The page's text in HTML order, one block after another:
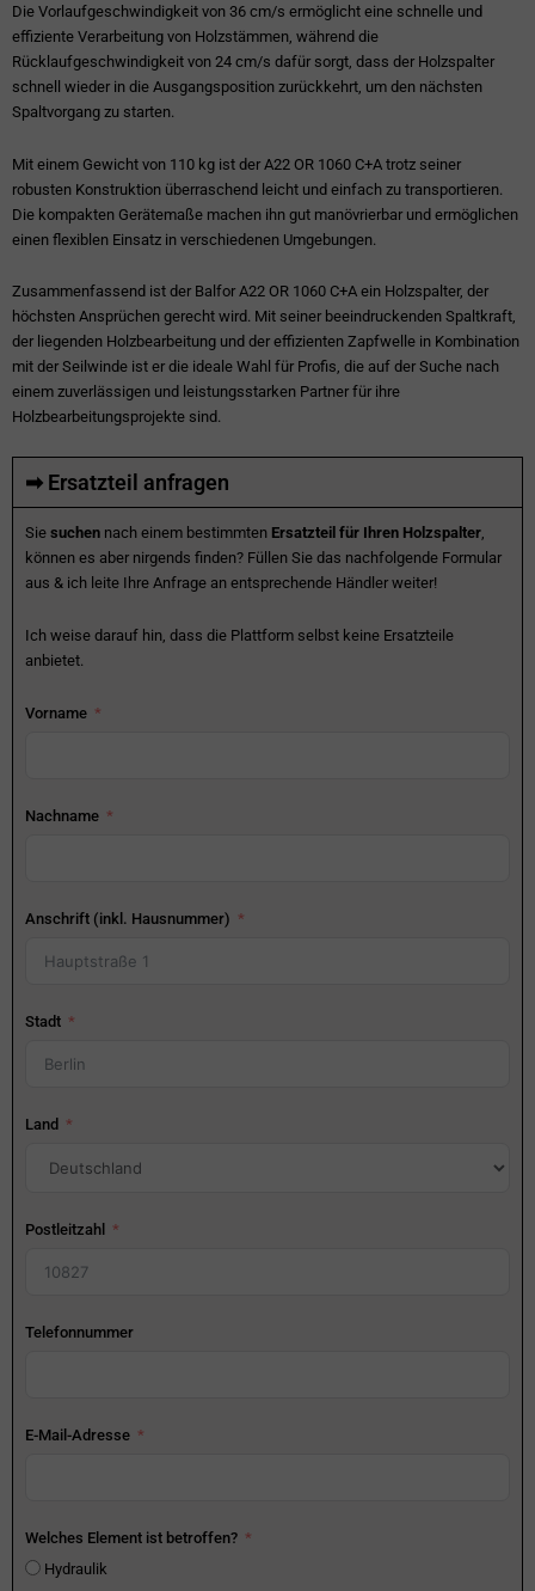
Die Vorlaufgeschwindigkeit von 36 cm/s ermöglicht eine schnelle und
effiziente Verarbeitung von Holzstämmen, während die
Rücklaufgeschwindigkeit von 24 cm/s dafür sorgt, dass der Holzspalter
schnell wieder in die Ausgangsposition zurückkehrt, um den nächsten
Spaltvorgang zu starten.
Mit einem Gewicht von 110 kg ist der A22 OR 1060 C+A trotz seiner
robusten Konstruktion überraschend leicht und einfach zu transportieren.
Die kompakten Gerätemaße machen ihn gut manövrierbar und ermöglichen
einen flexiblen Einsatz in verschiedenen Umgebungen.
Zusammenfassend ist der Balfor A22 OR 1060 C+A ein Holzspalter, der
höchsten Ansprüchen gerecht wird. Mit seiner beeindruckenden Spaltkraft,
der liegenden Holzbearbeitung und der effizienten Zapfwelle in Kombination
mit der Seilwinde ist er die ideale Wahl für Profis, die auf der Suche nach
einem zuverlässigen und leistungsstarken Partner für ihre
Holzbearbeitungsprojekte sind.
➡ Ersatzteil anfragen
Sie suchen nach einem bestimmten Ersatzteil für Ihren Holzspalter,
können es aber nirgends finden? Füllen Sie das nachfolgende Formular
aus & ich leite Ihre Anfrage an entsprechende Händler weiter!
Ich weise darauf hin, dass die Plattform selbst keine Ersatzteile
anbietet.
Vorname
Nachname
Anschrift (inkl. Hausnummer)
Stadt
Land
Postleitzahl
Telefonnummer
E-Mail-Adresse
Welches Element ist betroffen?
Hydraulik